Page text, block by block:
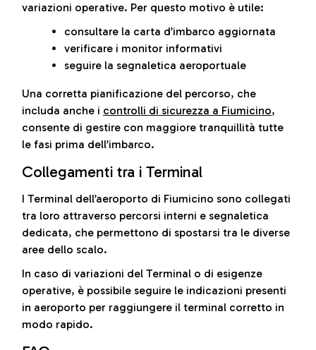
variazioni operative. Per questo motivo è utile:
consultare la carta d’imbarco aggiornata
verificare i monitor informativi
seguire la segnaletica aeroportuale
Una corretta pianificazione del percorso, che
includa anche i controlli di sicurezza a Fiumicino,
consente di gestire con maggiore tranquillità tutte
le fasi prima dell’imbarco.
Collegamenti tra i Terminal
I Terminal dell’aeroporto di Fiumicino sono collegati
tra loro attraverso percorsi interni e segnaletica
dedicata, che permettono di spostarsi tra le diverse
aree dello scalo.
In caso di variazioni del Terminal o di esigenze
operative, è possibile seguire le indicazioni presenti
in aeroporto per raggiungere il terminal corretto in
modo rapido.